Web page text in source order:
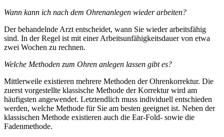
Wann kann ich nach dem Ohrenanlegen wieder arbeiten?
Der behandelnde Arzt entscheidet, wann Sie wieder arbeitsfähig
sind. In der Regel ist mit einer Arbeitsunfähigkeitsdauer von etwa
zwei Wochen zu rechnen.
Welche Methoden zum Ohren anlegen lassen gibt es?
Mittlerweile existieren mehrere Methoden der Ohrenkorrektur. Die
zuerst vorgestellte klassische Methode der Korrektur wird am
häufigsten angewendet. Letztendlich muss individuell entschieden
werden, welche Methode für Sie am besten geeignet ist. Neben der
klassischen Methode existieren auch die Ear-Fold- sowie die
Fadenmethode.